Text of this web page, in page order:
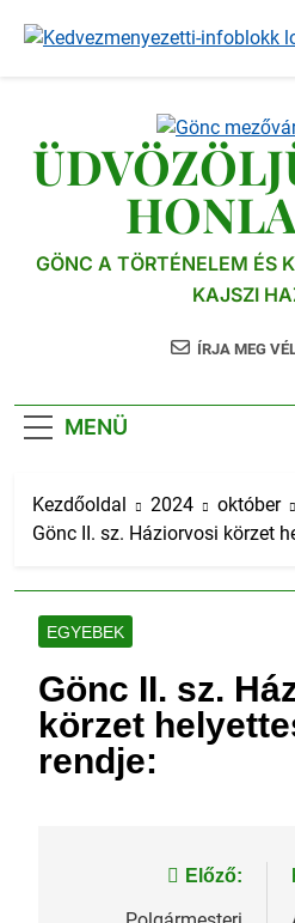
GÖNC A TÖRTÉNELEM ÉS
KAJSZI
ÍRJA MEG
MENÜ
Kezdőoldal 2024 október
Gönc II. sz. Háziorvosi körzet
EGYEBEK
Gönc II. sz.
körzet
rendje:
BejegyzésElőző: